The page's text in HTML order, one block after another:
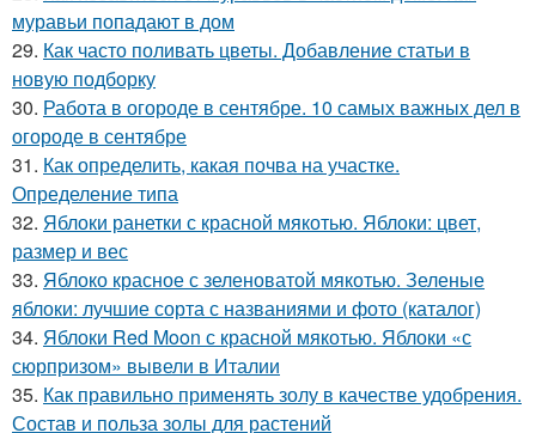
муравьи попадают в дом
29. Как часто поливать цветы. Добавление статьи в
новую подборку
30. Работа в огороде в сентябре. 10 самых важных дел в
огороде в сентябре
31. Как определить, какая почва на участке.
Определение типа
32. Яблоки ранетки с красной мякотью. Яблоки: цвет,
размер и вес
33. Яблоко красное с зеленоватой мякотью. Зеленые
яблоки: лучшие сорта с названиями и фото (каталог)
34. Яблоки Red Moon с красной мякотью. Яблоки «с
сюрпризом» вывели в Италии
35. Как правильно применять золу в качестве удобрения.
Состав и польза золы для растений